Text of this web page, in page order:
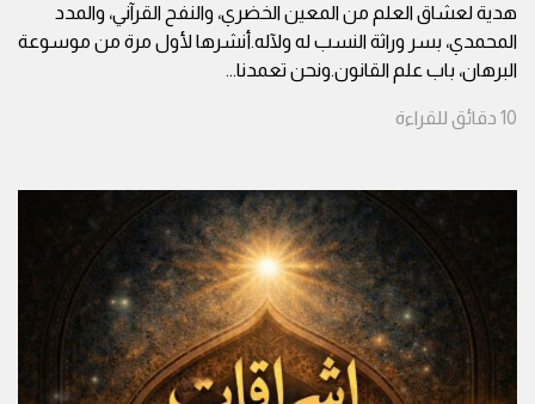
هدية لعشاق العلم من المعين الخضري، والنفح القرآني، والمدد
المحمدي، بسر وراثة النسب له ولآله.أنشرها لأول مرة من موسوعة
البرهان، باب علم القانون.ونحن تعمدنا...
10 دقائق للقراءة